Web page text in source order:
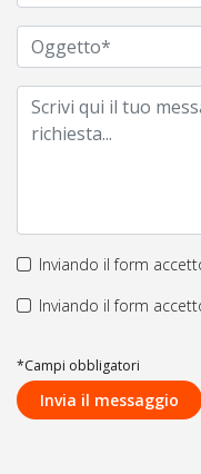
Inviando il form
Inviando il form
*Campi obbligatori
Invia il messaggio